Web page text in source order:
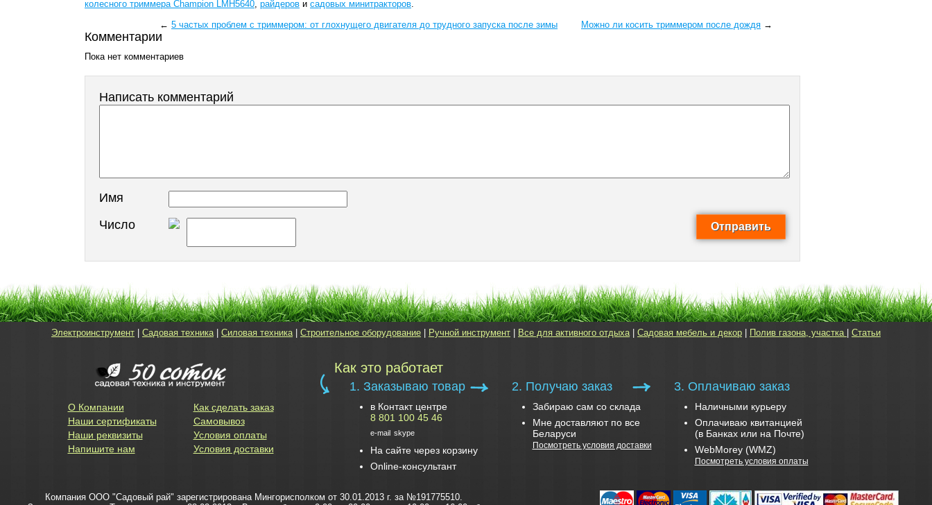
колесного триммера Champion LMH5640, райдеров и садовых минитракторов.
← 5 частых проблем с триммером: от глохнущего двигателя до трудного запуска после зимы Можно ли косить триммером после дождя →
Комментарии
Пока нет комментариев
Написать комментарий
Имя
Число
Электроинструмент Садовая техника| Силовая техника| Строительное оборудование Ручной инструмент Все для активного отдыха| Садовая мебель и декор Полив газона, участка Статьи
О Компании
Наши сертификаты
Наши реквизиты
Напишите нам
Как сделать заказ
Самовывоз
Условия оплаты
Условия доставки
Как это работает
1. Заказываю товар
в Контакт центре
8 801 100 45 46
e-mail skype
На сайте через корзину
Online-консультант
2. Получаю заказ
Забираю сам со склада
Мне доставляют по все
Беларуси
Посмотреть условия доставки
3. Оплачиваю заказ
Наличными курьеру
Оплачиваю квитанцией
(в Банках или на Почте)
WebMorey (WMZ)
Посмотреть условия оплаты
Компания ООО "Садовый рай" зарегистрирована Мингорисполком от 30.01.2013 г. за №191775510.